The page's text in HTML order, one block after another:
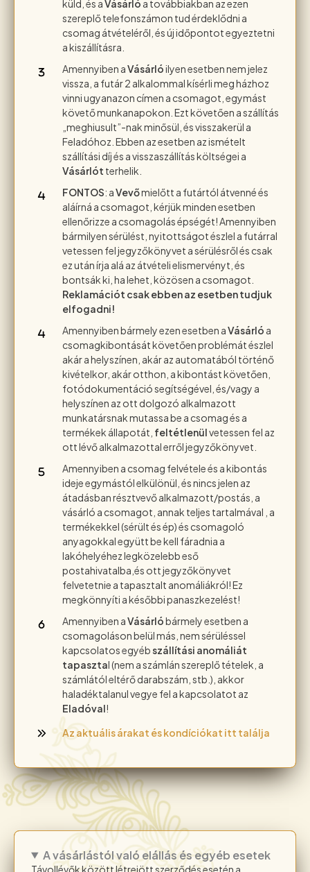
küld, és aVásárló a továbbiakban az ezen
szereplő telefonszámon tud érdeklődni a
csomag átvételéről, és új időpontot egyeztetni
a kiszállításra.
Amennyiben aVásárlóilyen esetben nem jelez
vissza, a futár 2 alkalommal kísérli meg házhoz
vinni ugyanazon címen a csomagot, egymást
követő munkanapokon. Ezt követően a szállítás
„meghiusult”-nak minősül, és visszakerül a
Feladóhoz. Ebben az esetben az ismételt
szállítási díj és a visszaszállítás költségei a
Vásárlót terhelik.
FONTOS: aVevőmielőtt a futártól átvenné és
aláírná a csomagot, kérjük minden esetben
ellenőrizze a csomagolás épségét! Amennyiben
bármilyen sérülést, nyitottságot észlel a futárral
vetessen fel jegyzőkönyvet a sérülésről és csak
ez után írja alá az átvételi elismervényt, és
bontsák ki, ha lehet, közösen a csomagot.
Reklamációt csak ebben az esetben tudjuk
elfogadni!
Amennyiben bármely ezen esetben aVásárló a
csomagkibontását követően problémát észlel
akár a helyszínen, akár az automatából történő
kivételkor, akár otthon, a kibontást követően,
fotódokumentáció segítségével, és/vagy a
helyszínen az ott dolgozó alkalmazott
munkatársnak mutassa be a csomag és a
termékek állapotát, feltétlenülvetessen fel az
ott lévő alkalmazottal erről jegyzőkönyvet.
Amennyiben a csomag felvétele és a kibontás
ideje egymástól elkülönül, és nincs jelen az
átadásban résztvevő alkalmazott/postás, a
vásárló a csomagot, annak teljes tartalmával , a
termékekkel (sérült és ép) és csomagoló
anyagokkal együtt be kell fáradnia a
lakóhelyéhez legközelebb eső
postahivatalba,és ott jegyzőkönyvet
felvetetnie a tapasztalt anomáliákról! Ez
megkönnyíti a későbbi panaszkezelést!
Amennyiben aVásárlóbármely esetben a
csomagoláson belül más, nem sérüléssel
kapcsolatos egyéb szállítási anomáliát
tapasztal (nem a számlán szereplő tételek, a
számlától eltérő darabszám, stb.), akkor
haladéktalanul vegye fel a kapcsolatot az
Eladóval!
Az aktuális árakat és kondíciókat itt találja
A vásárlástól való elállás és egyéb esetek
Távollévők között létrejött szerződés esetén a